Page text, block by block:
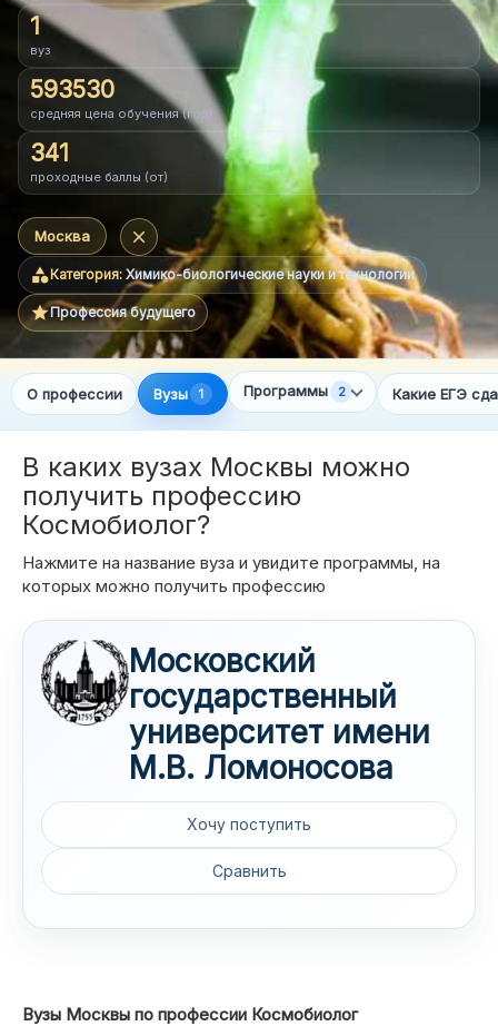
Даты в вузах ›
Дни открытых дверей ›
Траектория поступления
ПОДБОР ВУЗА
Сервисы ⌄
Подбор по ЕГЭ ⌄
О ЕГЭ
ПРОЧЕЕ
Целевое
Журнал
Поиск ⌄
categoryКатегория: Химико-биологические науки и технологии
starПрофессия будущего
1
вуз
593530
средняя цена обучения (год)
341
проходные баллы (от)
Москва 
О профессии Вузы 1 Программы 2 Какие ЕГЭ
В каких вузах Москвы можно
получить профессию
Космобиолог?
Нажмите на название вуза и увидите программы, на
которых можно получить профессию
Московский
государственный
университет имени
М.В. Ломоносова
Хочу поступить
Сравнить
Вузы Москвы по профессии Космобиолог